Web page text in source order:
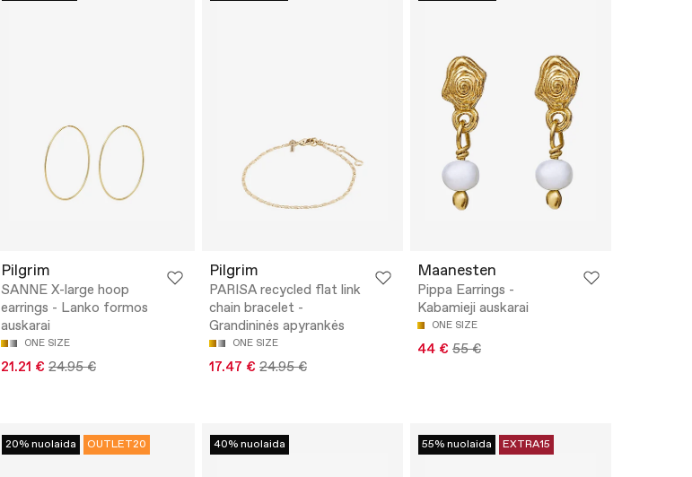
Pilgrim
SANNE X-large hoop
earrings - Lanko formos
auskarai
ONE SIZE
21.21 € 24.95 €
Pilgrim
PARISA recycled flat link
chain bracelet -
Grandininės apyrankės
ONE SIZE
17.47 € 24.95 €
Maanesten
Pippa Earrings -
Kabamieji auskarai
ONE SIZE
44 € 55 €
20% nuolaida OUTLET20 40% nuolaida 55% nuolaida EXTRA15